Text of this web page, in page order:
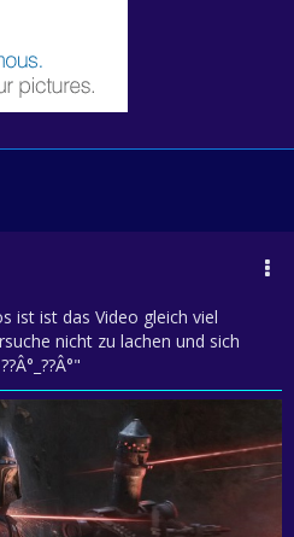
ist ist das Video gleich viel
nicht zu lachen und sich